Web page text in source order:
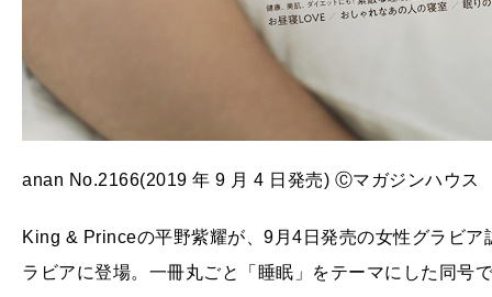
anan No.2166(2019 年 9 月 4 日発売) Ⓒマガジンハウス
King & Princeの平野紫耀が、9月4日発売の女性グラビ
ラビアに登場。一冊丸ごと「睡眠」をテーマにした同号